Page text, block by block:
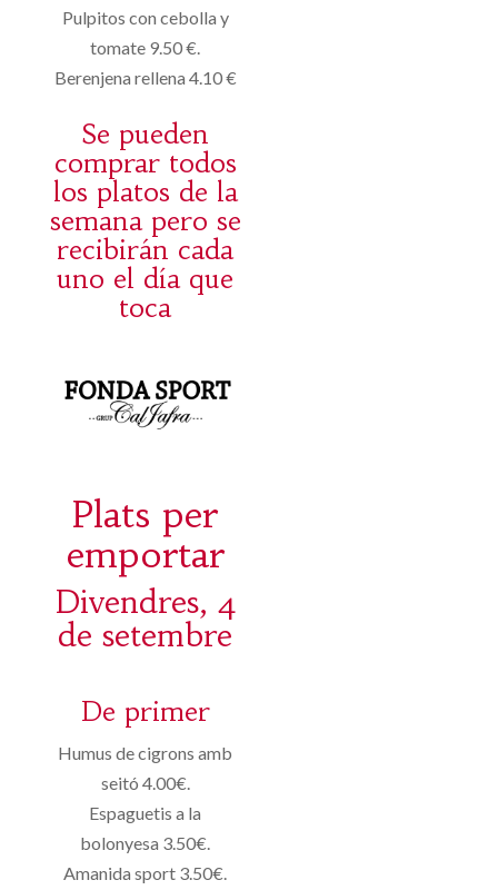
Pulpitos con cebolla y
tomate 9.50 €.
Berenjena rellena 4.10 €
Se pueden
comprar todos
los platos de la
semana pero se
recibirán cada
uno el día que
toca
Plats per
emportar
Divendres, 4
de setembre
De primer
Humus de cigrons amb
seitó 4.00€.
Espaguetis a la
bolonyesa 3.50€.
Amanida sport 3.50€.